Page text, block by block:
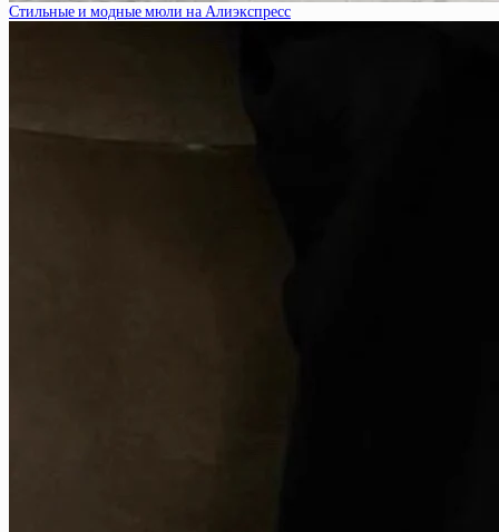
Стильные и модные мюли на Алиэкспресс